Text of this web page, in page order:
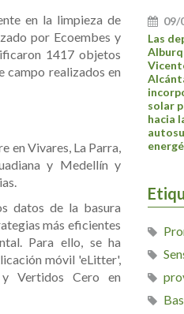
en la limpieza de
por Ecoembes y
1417 objetos
campo realizados en
en Vivares, La Parra,
y Medellín y
datos de la basura
más eficientes
Para ello, se ha
móvil 'eLitter',
y Vertidos Cero en
09/
Las
solar
hacia